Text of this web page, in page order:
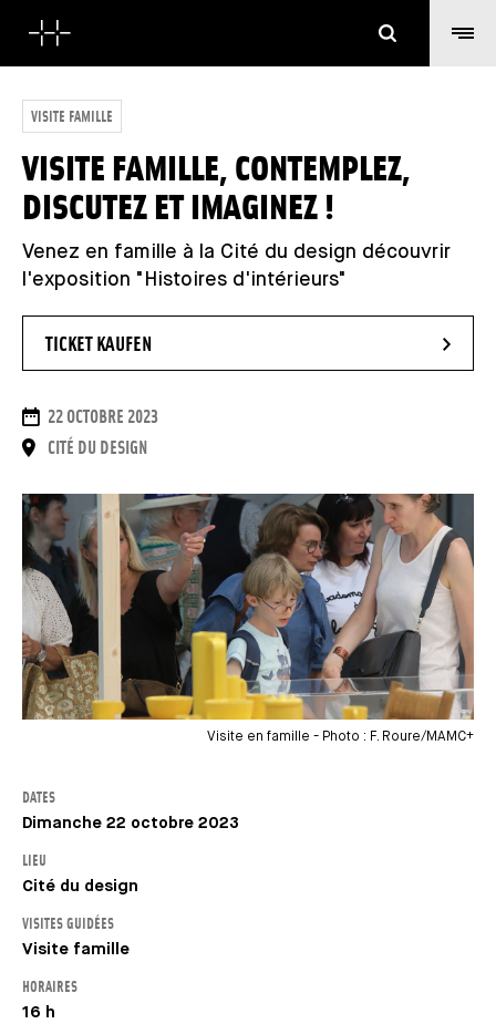
VISITE FAMILLE
VISITE FAMILLE, CONTEMPLEZ,
DISCUTEZ ET IMAGINEZ !
Venez en famille à la Cité du design découvrir
l'exposition "Histoires d'intérieurs"
TICKET KAUFEN- NEUES FENSTER
DAUER
22 OCTOBRE 2023
ORT
CITÉ DU DESIGN
Visite en famille - Photo : F. Roure/MAMC+
DATES
Dimanche 22 octobre 2023
LIEU
Cité du design
VISITES GUIDÉES
Visite famille
HORAIRES
16 h